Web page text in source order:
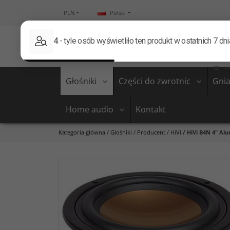
PLN Polski
Głośniki Części do zwrotnic
Home audio Kontakt
Kategoria główna / Głośniki / Producent / HiVi / HiVi B4N 4"